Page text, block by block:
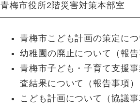
青梅市役所2階災害対策本部室
青梅市こども計画の策定につ
幼稚園の廃止について（報告
青梅市子ども・子育て支援
査結果について（報告事項）
こども計画について（協議事